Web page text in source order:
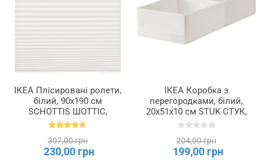
ІКЕА Плісировані ролети,
білий, 90x190 см
SCHOTTIS ШОТТІС,
202.422.82
307,00 грн
230,00 грн
ІКЕА Коробка з
перегородками, білий,
20x51x10 см STUK СТУК,
604.744.30
204,00 грн
199,00 грн